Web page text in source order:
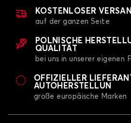
KOSTENLOSER
auf der ganzen Seite
POLNISCHE
QUALITÄT
bei uns in unserer eigenen
OFFIZIELLER
AUTOHERSTELLUN
große europäische Marken